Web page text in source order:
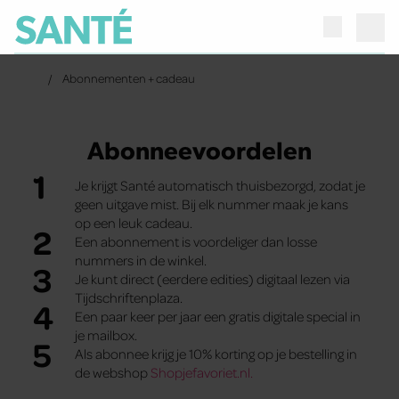
Abonnementen + cadeau
Abonneevoordelen
1
Je krijgt Santé automatisch thuisbezorgd, zodat je
geen uitgave mist. Bij elk nummer maak je kans
op een leuk cadeau.
2
Een abonnement is voordeliger dan losse
nummers in de winkel.
3
Je kunt direct (eerdere edities) digitaal lezen via
Tijdschriftenplaza.
4
Een paar keer per jaar een gratis digitale special in
je mailbox.
5
Als abonnee krijg je 10% korting op je bestelling in
de webshop Shopjefavoriet.nl.